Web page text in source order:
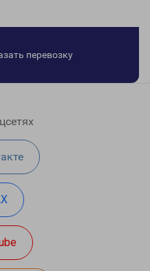
перевозку